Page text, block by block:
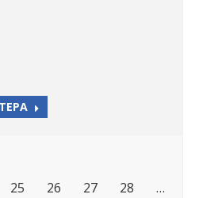
25 26 27 28
…